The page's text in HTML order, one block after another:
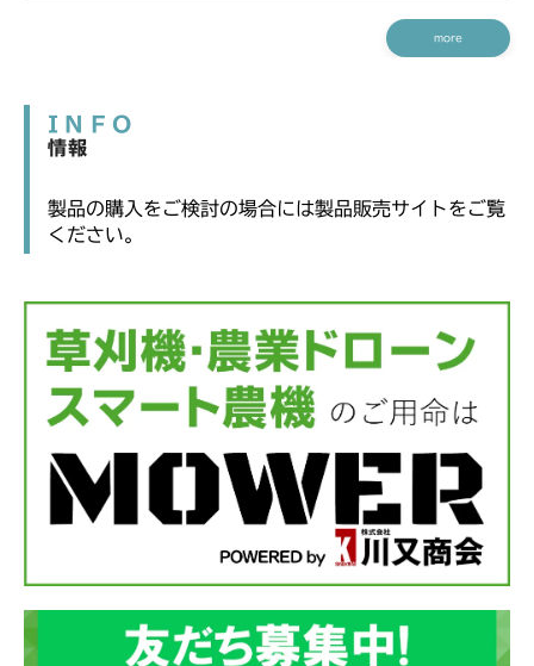
more
INFO
情報
製品の購入をご検討の場合には製品販売サイトをご覧
ください。